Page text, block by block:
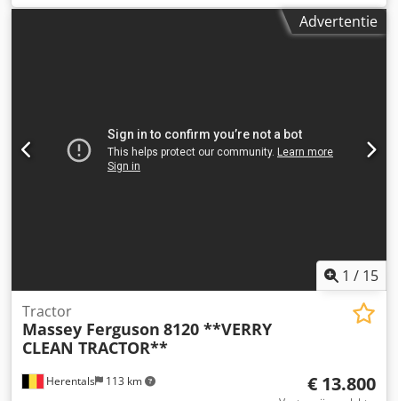
registratie:05/2001, kleur:overig, Uitrusting:
, = Aanvullende opties en accessoires = - 1
type: Perkins 1006-60TWG Transmissie Transmissie: 32
versnellingen Asconfiguratie Bandenprofiel: 70% Remmen:
schijfremmen Vooras: Differentieelslot; Meesturend
Advertentie
1 / 15
Herentals 113 km
Tractor
Massey Ferguson 8120 **VERRY
CLEAN TRACTOR**
€ 13.800